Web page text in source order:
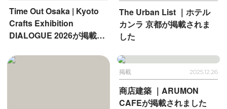
Time Out Osaka | Kyoto
Crafts Exhibition
DIALOGUE 2026が掲載さ
The Urban List ｜ホテル
カンラ 京都が掲載されま
した
掲載 2025.12.26
商店建築 ｜ARUMON
CAFEが掲載されました